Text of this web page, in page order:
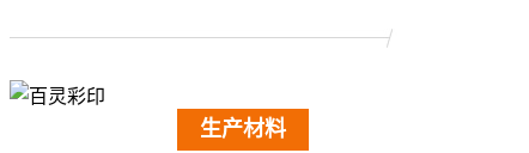
生产材料